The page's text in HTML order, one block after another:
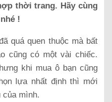
thời trang. Hãy cùng
!
quá quen thuộc mà bất
cũng có một vài chiếc.
khi mua ô bạn cũng
lựa nhất định thì mới
của mình.